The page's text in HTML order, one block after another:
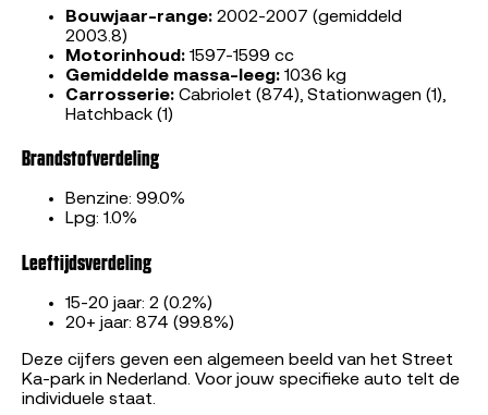
Bouwjaar-range: 2002-2007 (gemiddeld
2003.8)
Motorinhoud: 1597-1599 cc
Gemiddelde massa-leeg: 1036 kg
Carrosserie: Cabriolet (874), Stationwagen (1),
Hatchback (1)
Brandstofverdeling
Benzine: 99.0%
Lpg: 1.0%
Leeftijdsverdeling
15-20 jaar: 2 (0.2%)
20+ jaar: 874 (99.8%)
Deze cijfers geven een algemeen beeld van het Street
Ka-park in Nederland. Voor jouw specifieke auto telt de
individuele staat.